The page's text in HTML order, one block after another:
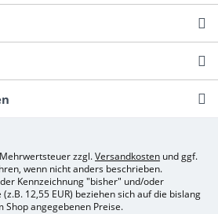
zzgl.Versandkosten und ggf.
wenn nicht anders beschrieben.
Kennzeichnung "bisher" und/oder
12,55 EUR) beziehen sich auf die bislang
Shop angegebenen Preise.